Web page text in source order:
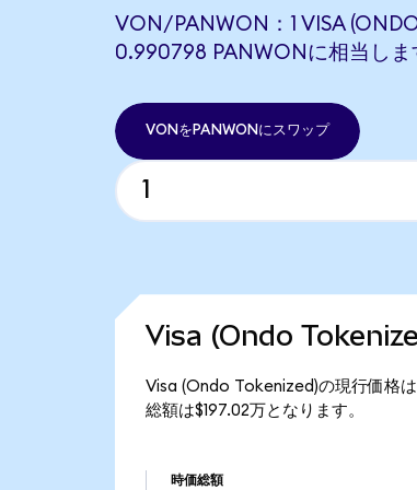
VON/PANWON：1 VISA
0.990798 PANWONに相当しま
VONをPANWONにスワップ
Visa (Ondo
Visa (Ondo Tokenized)の現行価格
総額は$197.02万となります。
時価総額